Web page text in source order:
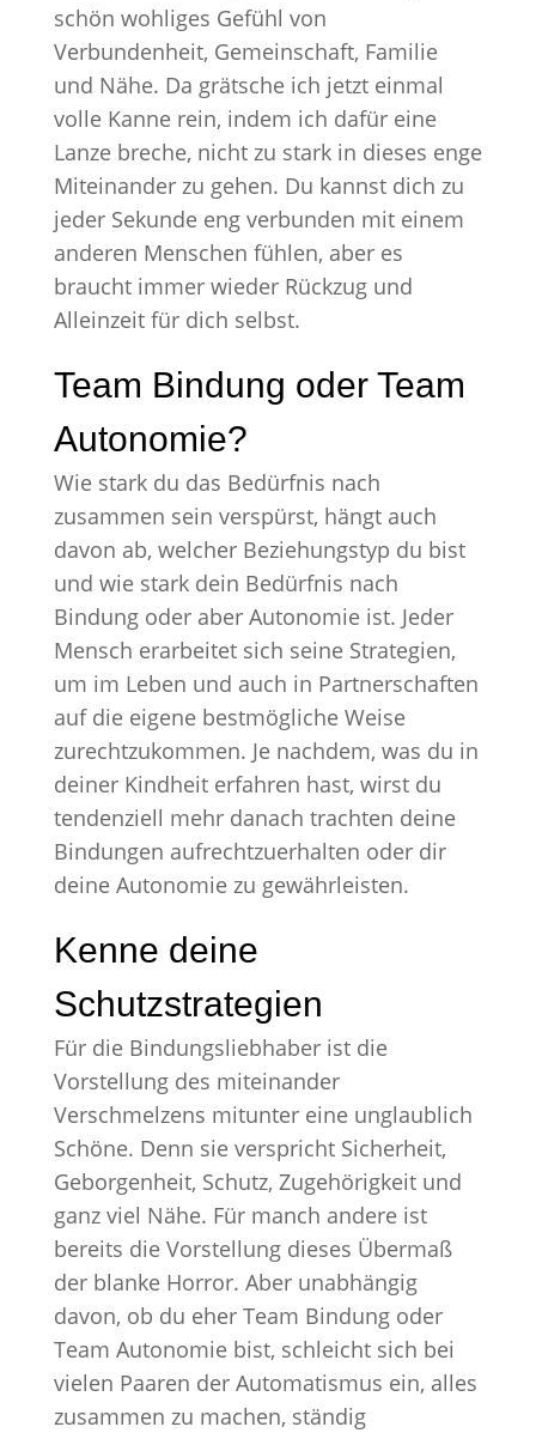
schön wohliges Gefühl von
Verbundenheit, Gemeinschaft, Familie
und Nähe. Da grätsche ich jetzt einmal
volle Kanne rein, indem ich dafür eine
Lanze breche, nicht zu stark in dieses enge
Miteinander zu gehen. Du kannst dich zu
jeder Sekunde eng verbunden mit einem
anderen Menschen fühlen, aber es
braucht immer wieder Rückzug und
Alleinzeit für dich selbst.
Team Bindung oder Team
Autonomie?
Wie stark du das Bedürfnis nach
zusammen sein verspürst, hängt auch
davon ab, welcher Beziehungstyp du bist
und wie stark dein Bedürfnis nach
Bindung oder aber Autonomie ist. Jeder
Mensch erarbeitet sich seine Strategien,
um im Leben und auch in Partnerschaften
auf die eigene bestmögliche Weise
zurechtzukommen. Je nachdem, was du in
deiner Kindheit erfahren hast, wirst du
tendenziell mehr danach trachten deine
Bindungen aufrechtzuerhalten oder dir
deine Autonomie zu gewährleisten.
Kenne deine
Schutzstrategien
Für die Bindungsliebhaber ist die
Vorstellung des miteinander
Verschmelzens mitunter eine unglaublich
Schöne. Denn sie verspricht Sicherheit,
Geborgenheit, Schutz, Zugehörigkeit und
ganz viel Nähe. Für manch andere ist
bereits die Vorstellung dieses Übermaß
der blanke Horror. Aber unabhängig
davon, ob du eher Team Bindung oder
Team Autonomie bist, schleicht sich bei
vielen Paaren der Automatismus ein, alles
zusammen zu machen, ständig